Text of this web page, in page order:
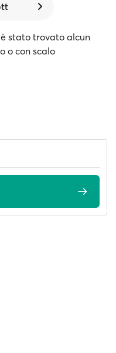
stato trovato alcun
o con scalo